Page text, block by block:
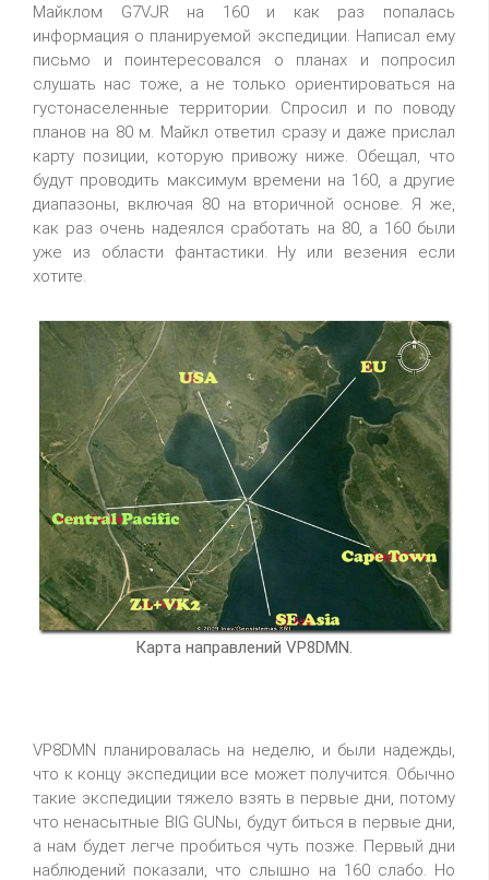
Майклом G7VJR на 160 и как раз попалась
информация о планируемой экспедиции. Написал ему
письмо и поинтересовался о планах и попросил
слушать нас тоже, а не только ориентироваться на
густонаселенные территории. Спросил и по поводу
планов на 80 м. Майкл ответил сразу и даже прислал
карту позиции, которую привожу ниже. Обещал, что
будут проводить максимум времени на 160, а другие
диапазоны, включая 80 на вторичной основе. Я же,
как раз очень надеялся сработать на 80, а 160 были
уже из области фантастики. Ну или везения если
хотите.
Карта направлений VP8DMN.
VP8DMN планировалась на неделю, и были надежды,
что к концу экспедиции все может получится. Обычно
такие экспедиции тяжело взять в первые дни, потому
что ненасытные BIG GUNы, будут биться в первые дни,
а нам будет легче пробиться чуть позже. Первый дни
наблюдений показали, что слышно на 160 слабо. Но